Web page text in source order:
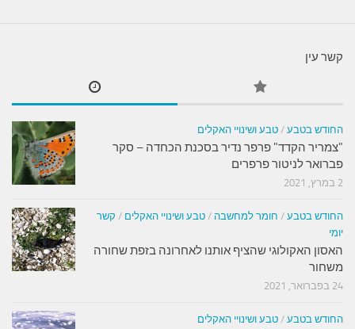
קשר עין
החודש בטבע / טבע ושינויי האקלים
"צמריר הקדד" פרפר נדיר בסכנת הכחדה – סקר
פברואר לניטור פרפרים
2 במרץ, 2021
החודש בטבע / חומר למחשבה / טבע ושינויי האקלים / קשר
יומי
האסון האקולוגי שהציף אותנו לאחרונה בזפת שחורה
משחור
24 בפברואר, 2021
החודש בטבע / טבע ושינויי האקלים